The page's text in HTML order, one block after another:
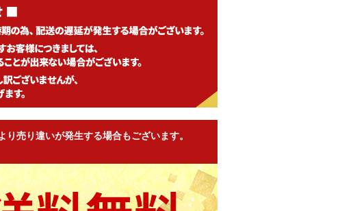
売り違いが発生する場合もございます。